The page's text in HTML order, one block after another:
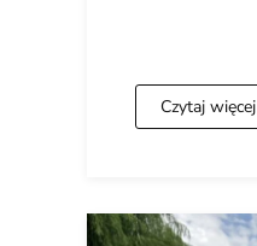
Czytaj więcej